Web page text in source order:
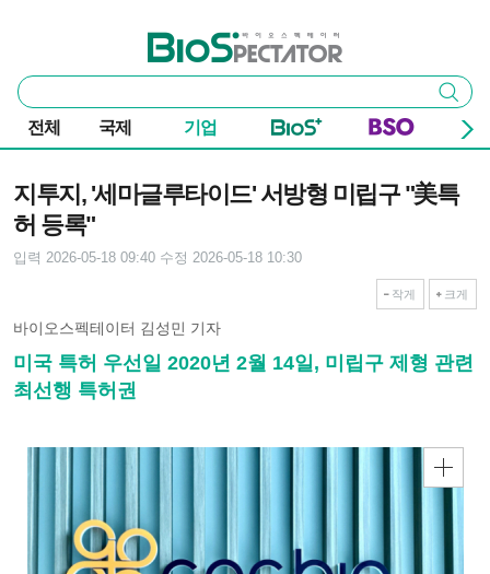
바이오스펙테이터
통
합
검
색
검색
전체 국제 기업
지투지, '세마글루타이드' 서방형 미립구 "美특
허 등록"
입력 2026-05-18 09:40 수정 2026-05-18 10:30
작게 크게
바이오스펙테이터 김성민 기자
미국 특허 우선일 2020년 2월 14일, 미립구 제형 관련
최선행 특허권